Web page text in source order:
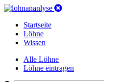
Startseite
Löhne
Wissen
Alle Löhne
Löhne eintragen